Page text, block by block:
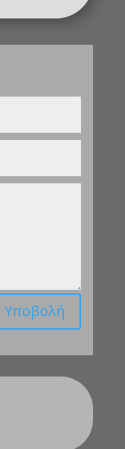
Υποβολή